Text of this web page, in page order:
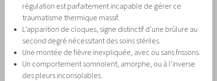
régulation est parfaitement incapable de gérer ce
traumatisme thermique massif.
L’apparition de cloques, signe distinctif d’une brûlure au
second degré nécessitant des soins stériles.
Une montée de fièvre inexpliquée, avec ou sans frissons.
Un comportement somnolent, amorphe, ou à l’inverse
des pleurs inconsolables.